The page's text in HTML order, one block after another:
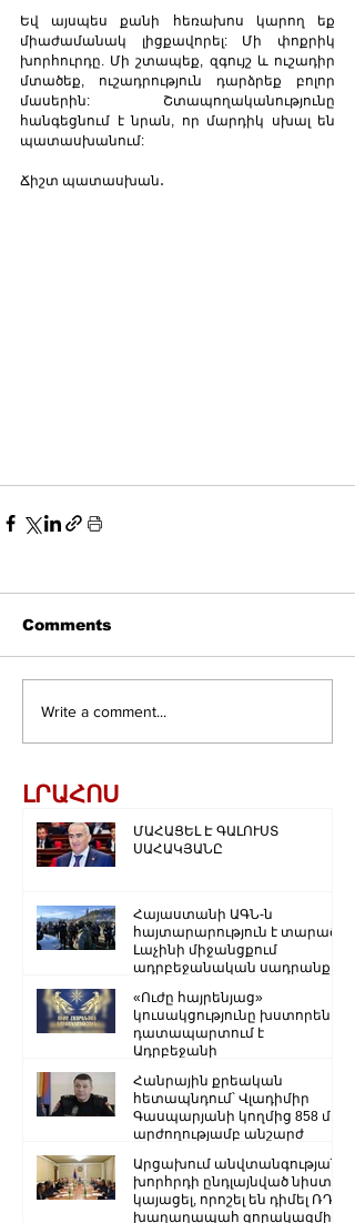
Եվ այսպես քանի հեռախոս կարող եք
միաժամանակ լիցքավորել: Մի փոքրիկ
խորհուրդը. Մի շտապեք, զգույշ և ուշադիր
մտածեք, ուշադրություն դարձրեք բոլոր
մասերին: Շտապողականությունը
հանգեցնում է նրան, որ մարդիկ սխալ են
պատասխանում:
Ճիշտ պատասխան․
Comments
Write a comment...
ԼՐԱՀՈՍ
ՄԱՀԱՑԵԼ Է ԳԱԼՈՒՍՏ
ՍԱՀԱԿՅԱՆԸ
Հայաստանի ԱԳՆ-ն
հայտարարություն է տարածել
Լաչինի միջանցքում
ադրբեջանական սադրանքի
«Ուժը հայրենյաց»
կուսակցությունը խստորեն
դատապարտում է
Ադրբեջանի
ղեկավարության.
Հանրային քրեական
հետապնդում՝ Վլադիմիր
Գասպարյանի կողմից 858 մլն
արժողությամբ անշարժ
Արցախում անվտանգության
խորհրդի ընդլայնված նիստ է
կայացել, որոշել են դիմել ՌԴ
խաղաղապահ զորակազմի ...